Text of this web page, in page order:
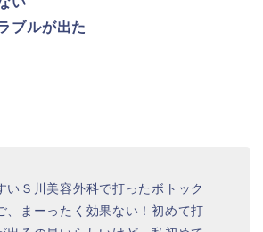
ブルが出た
いＳ川美容外科で打ったボトック
、まーったく効果ない！初めて打